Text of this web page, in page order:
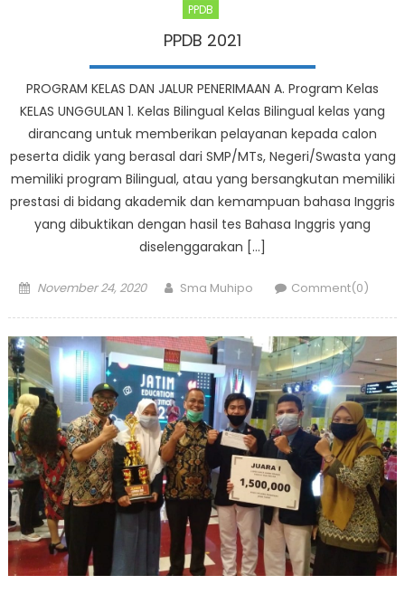
PPDB
PPDB 2021
PROGRAM KELAS DAN JALUR PENERIMAAN A. Program Kelas
KELAS UNGGULAN 1. Kelas Bilingual Kelas Bilingual kelas yang
dirancang untuk memberikan pelayanan kepada calon
peserta didik yang berasal dari SMP/MTs, Negeri/Swasta yang
memiliki program Bilingual, atau yang bersangkutan memiliki
prestasi di bidang akademik dan kemampuan bahasa Inggris
yang dibuktikan dengan hasil tes Bahasa Inggris yang
diselenggarakan […]
Posted
November 24, 2020 Author
Sma Muhipo Comment(0)